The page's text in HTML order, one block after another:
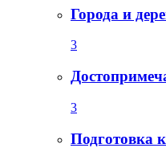
Города и
3
3
Подготовка